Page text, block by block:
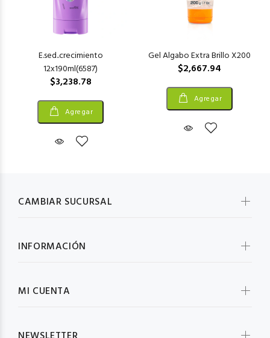
E.sed..crecimiento
12x190ml(6587)
$3,238.78
Agregar
Gel Algabo Extra Brillo X200
$2,667.94
Agregar
CAMBIAR SUCURSAL
INFORMACIÓN
MI CUENTA